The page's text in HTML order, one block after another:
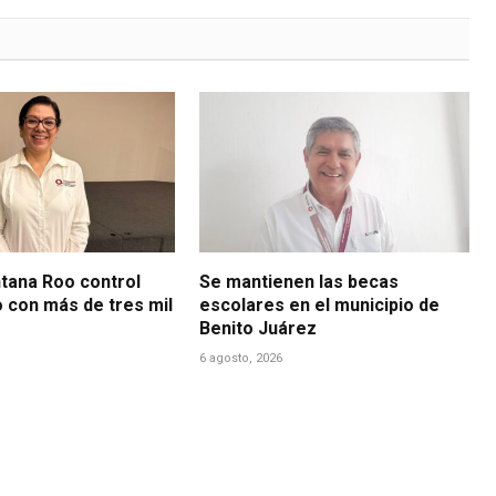
Roo control
con más de tres mil
Se mantienen las becas
escolares en el municipio de
Benito Juárez
6 agosto, 2026